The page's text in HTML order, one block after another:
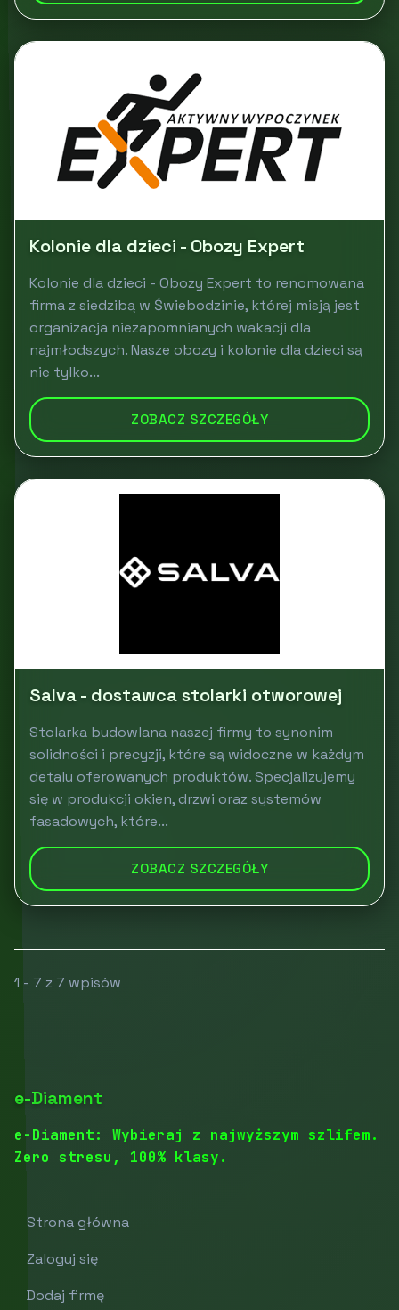
Kolonie dla dzieci - Obozy Expert
Kolonie dla dzieci - Obozy Expert to renomowana
firma z siedzibą w Świebodzinie, której misją jest
organizacja niezapomnianych wakacji dla
najmłodszych. Nasze obozy i kolonie dla dzieci są
nie tylko...
ZOBACZ SZCZEGÓŁY
Salva - dostawca stolarki otworowej
Stolarka budowlana naszej firmy to synonim
solidności i precyzji, które są widoczne w każdym
detalu oferowanych produktów. Specjalizujemy
się w produkcji okien, drzwi oraz systemów
fasadowych, które...
ZOBACZ SZCZEGÓŁY
1 - 7 z 7 wpisów
e-Diament
e-Diament: Wybieraj z najwyższym szlifem.
Zero stresu, 100% klasy.
Strona główna
Zaloguj się
Dodaj firmę